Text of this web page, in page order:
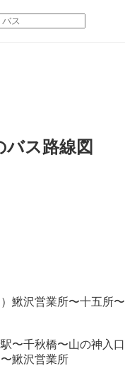
バス路線図
鰍沢営業所〜十五所
〜千秋橋〜山の神入
鰍沢営業所